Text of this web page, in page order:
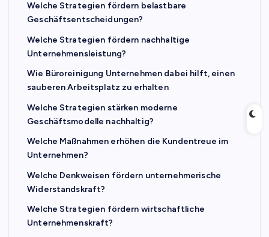
Welche Strategien fördern belastbare
Geschäftsentscheidungen?
Welche Strategien fördern nachhaltige
Unternehmensleistung?
Wie Büroreinigung Unternehmen dabei hilft, einen
sauberen Arbeitsplatz zu erhalten
Welche Strategien stärken moderne
Geschäftsmodelle nachhaltig?
Welche Maßnahmen erhöhen die Kundentreue im
Unternehmen?
Welche Denkweisen fördern unternehmerische
Widerstandskraft?
Welche Strategien fördern wirtschaftliche
Unternehmenskraft?